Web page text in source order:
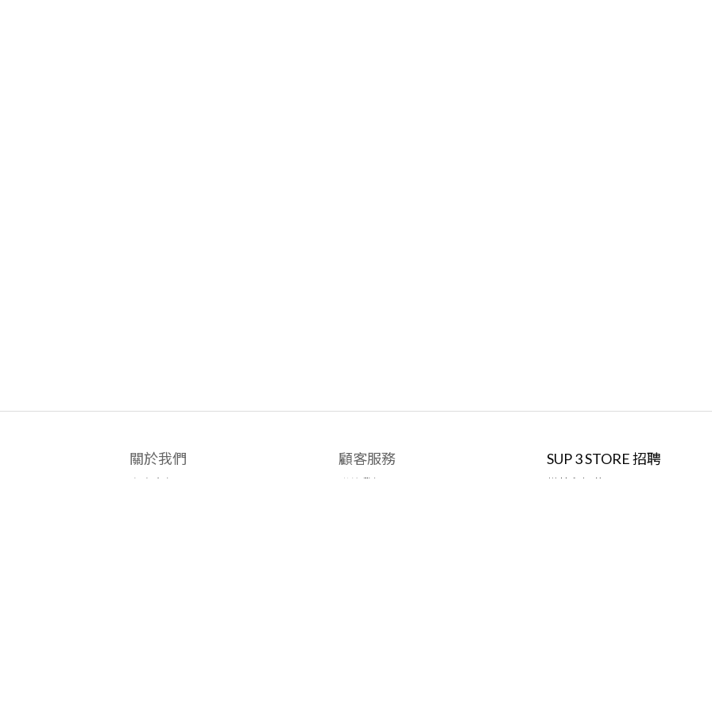
關於我們
商店介紹
顧客服務
聯絡我們
SUP 3 STORE 招聘
模特兒招募